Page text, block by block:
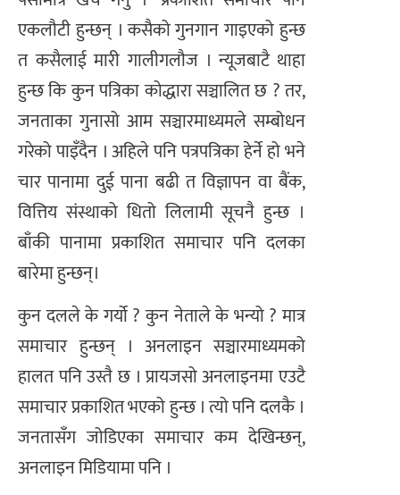
एकलौटी हुन्छन् । कसैको गुनगान गाइएको हुन्छ
त कसैलाई मारी गालीगलौज । न्यूजबाटै थाहा
हुन्छ कि कुन पत्रिका कोद्धारा सञ्चालित छ ? तर,
जनताका गुनासो आम सञ्चारमाध्यमले सम्बोधन
गरेको पाइँदैन । अहिले पनि पत्रपत्रिका हेर्ने हो भने
चार पानामा दुई पाना बढी त विज्ञापन वा बैंक,
वित्तिय संस्थाको धितो लिलामी सूचनै हुन्छ ।
बाँकी पानामा प्रकाशित समाचार पनि दलका
बारेमा हुन्छन्।
कुन दलले के गर्यो ? कुन नेताले के भन्यो ? मात्र
समाचार हुन्छन् । अनलाइन सञ्चारमाध्यमको
हालत पनि उस्तै छ । प्रायजसो अनलाइनमा एउटै
समाचार प्रकाशित भएको हुन्छ । त्यो पनि दलकै ।
जनतासँग जोडिएका समाचार कम देखिन्छन्,
अनलाइन मिडियामा पनि ।